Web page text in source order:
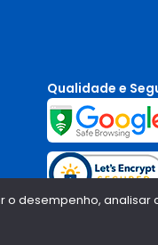
Qualidade e
desempenho,